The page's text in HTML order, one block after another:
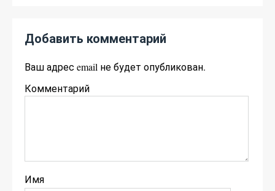
Добавить комментарий
Ваш адрес email не будет опубликован.
Комментарий
Имя